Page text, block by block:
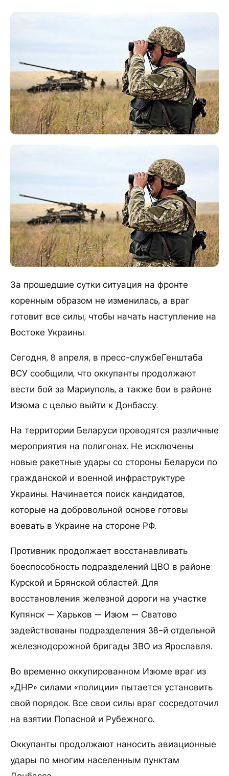
За прошедшие сутки ситуация на фронте
коренным образом не изменилась, а враг
готовит все силы, чтобы начать наступление на
Востоке Украины.
Сегодня, 8 апреля, в пресс-службеГенштаба
ВСУ сообщили, что оккупанты продолжают
вести бой за Мариуполь, а также бои в районе
Изюма с целью выйти к Донбассу.
На территории Беларуси проводятся различные
мероприятия на полигонах. Не исключены
новые ракетные удары со стороны Беларуси по
гражданской и военной инфраструктуре
Украины. Начинается поиск кандидатов,
которые на добровольной основе готовы
воевать в Украине на стороне РФ.
Противник продолжает восстанавливать
боеспособность подразделений ЦВО в районе
Курской и Брянской областей. Для
восстановления железной дороги на участке
Купянск — Харьков — Изюм — Сватово
задействованы подразделения 38-й отдельной
железнодорожной бригады ЗВО из Ярославля.
Во временно оккупированном Изюме враг из
«ДНР» силами «полиции» пытается установить
свой порядок. Все свои силы враг сосредоточил
на взятии Попасной и Рубежного.
Оккупанты продолжают наносить авиационные
удары по многим населенным пунктам